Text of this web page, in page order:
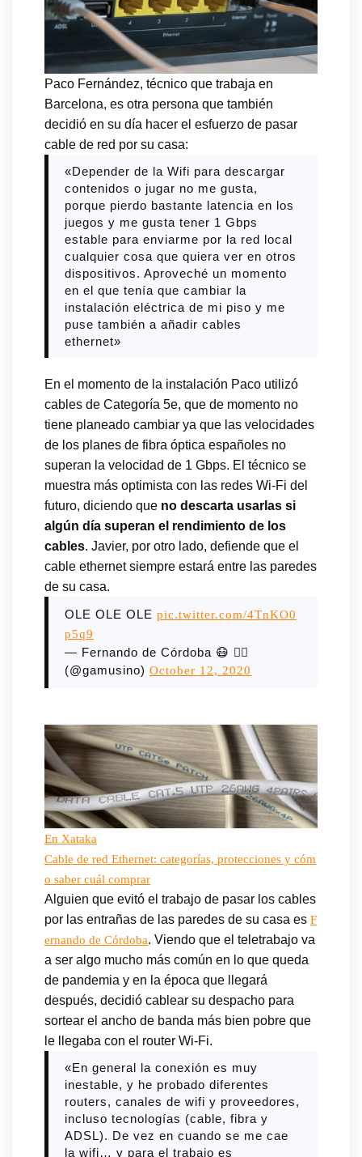
Paco Fernández, técnico que trabaja en
Barcelona, es otra persona que también
decidió en su día hacer el esfuerzo de pasar
cable de red por su casa:
«Depender de la Wifi para descargar
contenidos o jugar no me gusta,
porque pierdo bastante latencia en los
juegos y me gusta tener 1 Gbps
estable para enviarme por la red local
cualquier cosa que quiera ver en otros
dispositivos. Aproveché un momento
en el que tenía que cambiar la
instalación eléctrica de mi piso y me
puse también a añadir cables
ethernet»
En el momento de la instalación Paco utilizó
cables de Categoría 5e, que de momento no
tiene planeado cambiar ya que las velocidades
de los planes de fibra óptica españoles no
superan la velocidad de 1 Gbps. El técnico se
muestra más optimista con las redes Wi-Fi del
futuro, diciendo que no descarta usarlas si
algún día superan el rendimiento de los
cables. Javier, por otro lado, defiende que el
cable ethernet siempre estará entre las paredes
de su casa.
OLE OLE OLE pic.twitter.com/4TnKO0
p5q9
— Fernando de Córdoba 😷 🏳️‍🌈
(@gamusino) October 12, 2020
En Xataka
Cable de red Ethernet: categorías, protecciones y cóm
o saber cuál comprar
Alguien que evitó el trabajo de pasar los cables
por las entrañas de las paredes de su casa es F
ernando de Córdoba. Viendo que el teletrabajo va
a ser algo mucho más común en lo que queda
de pandemia y en la época que llegará
después, decidió cablear su despacho para
sortear el ancho de banda más bien pobre que
le llegaba con el router Wi-Fi.
«En general la conexión es muy
inestable, y he probado diferentes
routers, canales de wifi y proveedores,
incluso tecnologías (cable, fibra y
ADSL). De vez en cuando se me cae
la wifi… y para el trabajo es